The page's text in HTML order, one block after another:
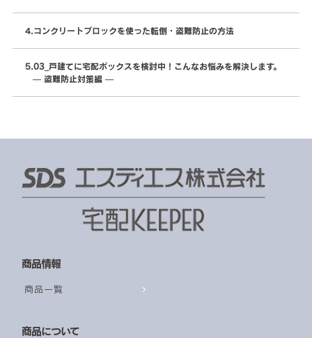
コンクリートブロックを使った転倒・盗難防止の方法
03_戸建てに宅配ボックスを検討中！こんなお悩みを解決します。
— 盗難防止対策編 —
商品情報
商品一覧
商品について